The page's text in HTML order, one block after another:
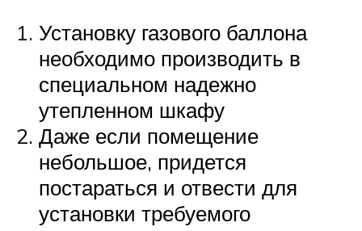
Установку газового баллона
необходимо производить в
специальном надежно
утепленном шкафу
Даже если помещение
небольшое, придется
постараться и отвести для
установки требуемого